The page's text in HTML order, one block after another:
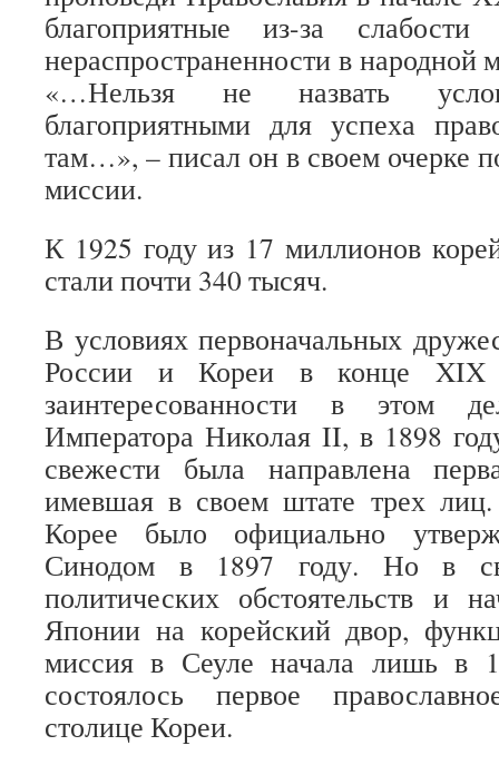
благоприятные из-за слабости
нераспространенности в народной
«…Нельзя не назвать
благоприятными для успеха
там…», – писал он в своем очерке
миссии.
К 1925 году из 17 миллионов
стали почти 340 тысяч.
В условиях первоначальных
России и Кореи в конце XIX
заинтересованности в этом
Императора Николая II, в 1898
свежести была направлена
имевшая в своем штате трех
Корее было официально
Синодом в 1897 году. Но в
политических обстоятельств и
Японии на корейский двор,
миссия в Сеуле начала лишь в
состоялось первое
столице Кореи.